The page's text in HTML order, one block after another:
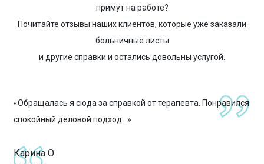
примут на работе?
Почитайте отзывы наших клиентов, которые уже заказали
больничные листы
и другие справки и остались довольны услугой.
«Обращалась я сюда за справкой от терапевта. Понравился
спокойный деловой подход...»
Карина О.